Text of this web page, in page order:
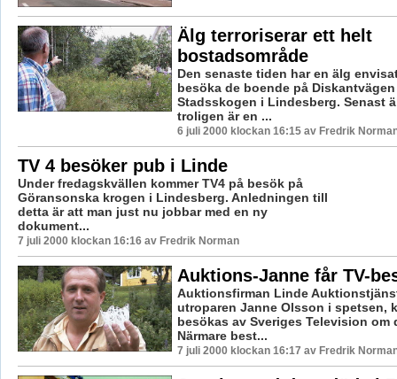
Älg terroriserar ett helt
bostadsområde
Den senaste tiden har en älg
besöka de boende på
Stadsskogen i Lindesberg. Senast
troligen är en ...
6 juli 2000 klockan 16:15 av Fredrik
TV 4 besöker pub i Linde
Under fredagskvällen kommer TV4 på besök på
Göransonska krogen i Lindesberg. Anledningen till
detta är att man just nu jobbar med en ny
dokument...
7 juli 2000 klockan 16:16 av Fredrik Norman
Auktions-Janne får TV-
Auktionsfirman Linde
utroparen Janne Olsson i spetsen,
besökas av Sveriges Television om
Närmare best...
7 juli 2000 klockan 16:17 av Fredrik